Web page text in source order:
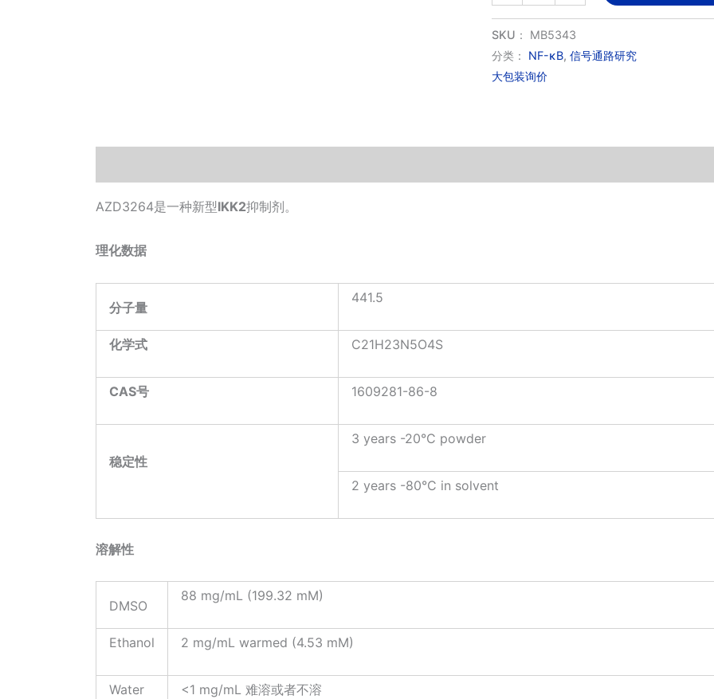
数
量
SKU： MB5343
分类： NF-κB, 信号通路研究
大包装询价
AZD3264是一种新型IKK2抑制剂。
理化数据
分子量
441.5
化学式 C21H23N5O4S
CAS号 1609281-86-8
稳定性
3 years -20°C powder
2 years -80°C in solvent
溶解性
DMSO
88 mg/mL (199.32 mM)
Ethanol 2 mg/mL warmed (4.53 mM)
Water <1 mg/mL 难溶或者不溶